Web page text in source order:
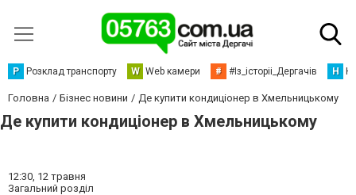
Р Розклад транспорту W Web камери # #Із_історіі_Дергачів Н
Головна Бізнес новини Де купити кондиціонер в Хмельницькому
Де купити кондиціонер в Хмельницькому
12:30, 12 травня
Загальний розділ